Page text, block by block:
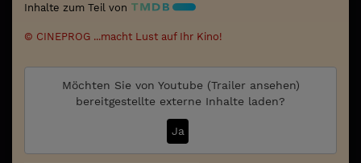
Inhalte zum Teil von
© CINEPROG ...macht Lust auf Ihr Kino!
Möchten Sie von Youtube (Trailer ansehen)
bereitgestellte externe Inhalte laden?
Ja